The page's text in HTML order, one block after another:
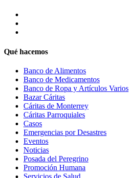
Qué hacemos
Banco de Alimentos
Banco de Medicamentos
Banco de Ropa y Artículos Varios
Bazar Cáritas
Cáritas de Monterrey
Cáritas Parroquiales
Casos
Emergencias por Desastres
Eventos
Noticias
Posada del Peregrino
Promoción Humana
Servicios de Salud